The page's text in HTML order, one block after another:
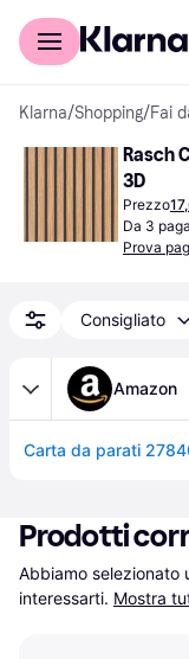
Per il tuo shopping
Klarna/Shopping/Fai
Rasch
3D
Prezzo
Da 3
Prova
Consigliato
Amazon
Prodotti
Abbiamo selezionato
interessarti. Mostra